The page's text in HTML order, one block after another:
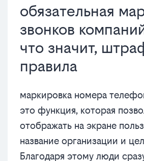
обязательная
звонков
что значит,
правила
маркировка номера
это функция, которая
отображать на экране
название организации и
Благодаря этому люди